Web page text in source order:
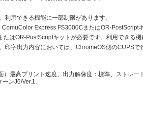
用できる機能に一部制限があります。
Express FS3000CまたはOR-PostScript
はOR-PostScriptキットが必要です。利用できる機
印字出力内容においては、ChromeOS側のCUPSで
）最高プリント速度、出力解像度：標準、ストレー
ンJ6/Ver.1。